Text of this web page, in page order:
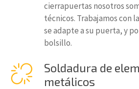
cierrapuertas nosotros
técnicos. Trabajamos con
se adapte a su puerta, y
bolsillo.
Soldadura de
metálicos